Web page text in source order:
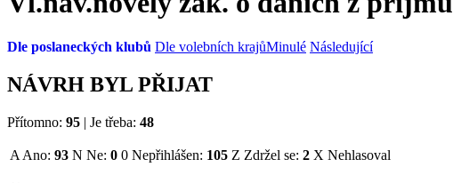
Dle poslaneckých klubů Dle volebních krajůMinulé Následující
NÁVRH BYL PŘIJAT
Přítomno: 95 | Je třeba: 48
A Ano: 93 N Ne: 0 0 Nepřihlášen: 105 Z Zdržel se: 2 X Nehlasoval